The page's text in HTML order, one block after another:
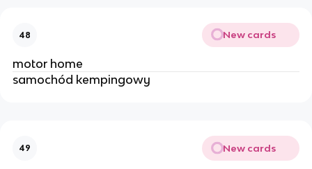
48 New cards
motor home
samochód kempingowy
49 New cards